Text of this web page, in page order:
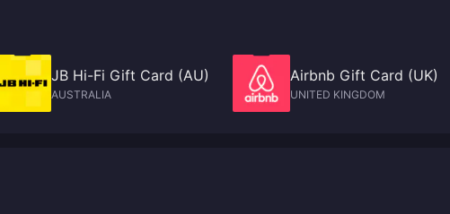
JB Hi-Fi Gift Card (AU)
AUSTRALIA
Airbnb Gift Card (UK)
UNITED KINGDOM